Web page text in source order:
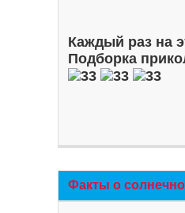
Каждый раз на
Подборка
Факты о